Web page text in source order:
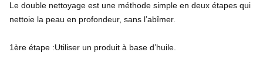
Le double nettoyage est une méthode simple en deux étapes qui
nettoie la peau en profondeur, sans l’abîmer.
1ère étape :Utiliser un produit à base d’huile.